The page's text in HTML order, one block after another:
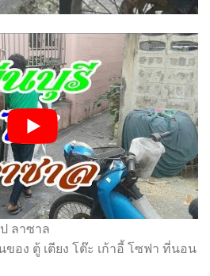
ลาซาล
อง ตู้ เตียง โต๊ะ เก้าอี้ โซฟา ที่นอน